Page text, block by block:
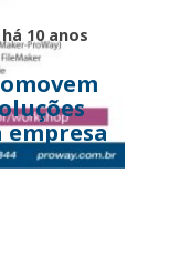
10 anos
empresa